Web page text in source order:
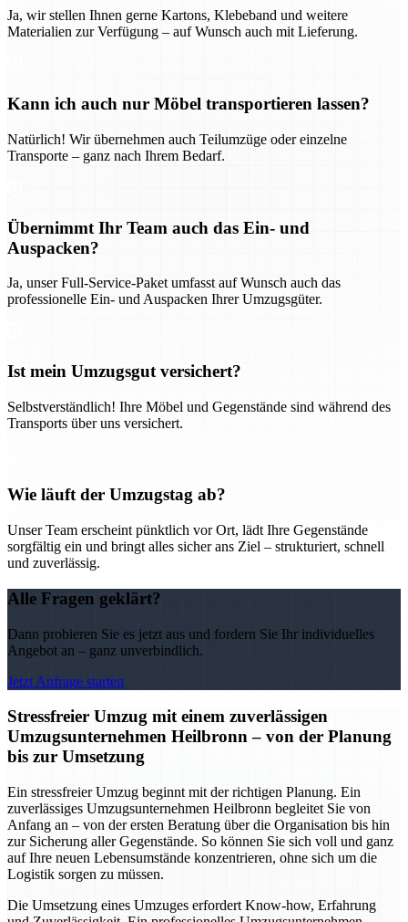
Ja, wir stellen Ihnen gerne Kartons, Klebeband und weitere
Materialien zur Verfügung – auf Wunsch auch mit Lieferung.
Kann ich auch nur Möbel transportieren lassen?
Natürlich! Wir übernehmen auch Teilumzüge oder einzelne
Transporte – ganz nach Ihrem Bedarf.
Übernimmt Ihr Team auch das Ein- und
Auspacken?
Ja, unser Full-Service-Paket umfasst auf Wunsch auch das
professionelle Ein- und Auspacken Ihrer Umzugsgüter.
Ist mein Umzugsgut versichert?
Selbstverständlich! Ihre Möbel und Gegenstände sind während des
Transports über uns versichert.
Wie läuft der Umzugstag ab?
Unser Team erscheint pünktlich vor Ort, lädt Ihre Gegenstände
sorgfältig ein und bringt alles sicher ans Ziel – strukturiert, schnell
und zuverlässig.
Alle Fragen geklärt?
Dann probieren Sie es jetzt aus und fordern Sie Ihr individuelles
Angebot an – ganz unverbindlich.
Jetzt Anfrage starten
Stressfreier Umzug mit einem zuverlässigen
Umzugsunternehmen Heilbronn – von der Planung
bis zur Umsetzung
Ein stressfreier Umzug beginnt mit der richtigen Planung. Ein
zuverlässiges Umzugsunternehmen Heilbronn begleitet Sie von
Anfang an – von der ersten Beratung über die Organisation bis hin
zur Sicherung aller Gegenstände. So können Sie sich voll und ganz
auf Ihre neuen Lebensumstände konzentrieren, ohne sich um die
Logistik sorgen zu müssen.
Die Umsetzung eines Umzuges erfordert Know-how, Erfahrung